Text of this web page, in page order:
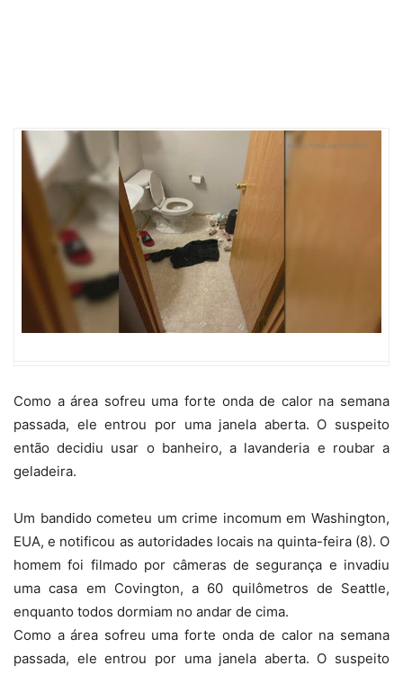
Como a área sofreu uma forte onda de calor na semana
passada, ele entrou por uma janela aberta. O suspeito
então decidiu usar o banheiro, a lavanderia e roubar a
geladeira.
Um bandido cometeu um crime incomum em Washington,
EUA, e notificou as autoridades locais na quinta-feira (8). O
homem foi filmado por câmeras de segurança e invadiu
uma casa em Covington, a 60 quilômetros de Seattle,
enquanto todos dormiam no andar de cima.
Como a área sofreu uma forte onda de calor na semana
passada, ele entrou por uma janela aberta. O suspeito